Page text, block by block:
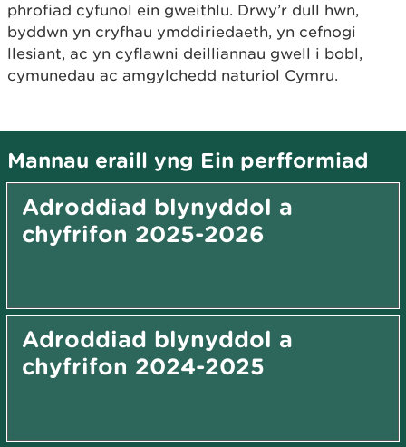
phrofiad cyfunol ein gweithlu. Drwy’r dull hwn,
byddwn yn cryfhau ymddiriedaeth, yn cefnogi
llesiant, ac yn cyflawni deilliannau gwell i bobl,
cymunedau ac amgylchedd naturiol Cymru.
Mannau eraill yng Ein perfformiad
Adroddiad blynyddol a
chyfrifon 2025-2026
Adroddiad blynyddol a
chyfrifon 2024-2025